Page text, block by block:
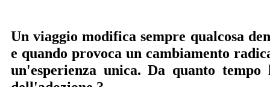
Un viaggio modifica sempre qualcosa
e quando provoca un cambiamento
un'esperienza unica. Da quanto